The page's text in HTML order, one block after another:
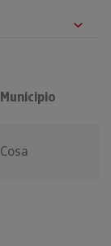
Municipio
Cosa